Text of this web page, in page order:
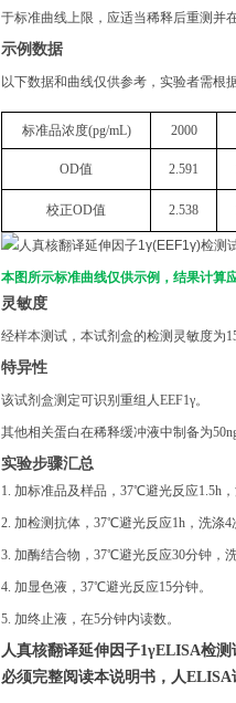
于标准曲线上限，应适当稀释后重测并
示例数据
以下数据和曲线仅供参考，实验者需根
标准品浓度(pg/mL) 2000
OD值 2.591
校正OD值 2.538
本图所示标准曲线仅供示例，结果计算
灵敏度
经样本测试，本试剂盒的检测灵敏度为
特异性
该试剂盒测定可识别重组 人EEF1γ。
其他相关蛋白在稀释缓冲液中制备为
实验步骤汇总
1. 加标准品及样品，37℃避光反应1.5h，
2. 加检测抗体， 37℃避光反应1h，洗涤4
3. 加酶结合物， 37℃避光反应30分钟，洗
4. 加显色液，37℃避光反应15分钟。
5. 加终止液，在5分钟内读数。
人真核翻译延伸因子1γELISA检测
必须完整阅读本说明书 ， 人ELISA